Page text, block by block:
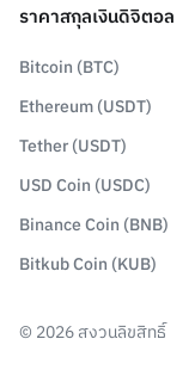
ราคาสกุลเงินดิจิตอล
Bitcoin (BTC)
Ethereum (USDT)
Tether (USDT)
USD Coin (USDC)
Binance Coin (BNB)
Bitkub Coin (KUB)
© 2026สงวนลิขสิทธิ์